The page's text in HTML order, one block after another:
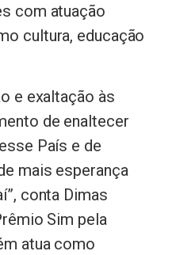
com atuação
cultura, educação
e exaltação às
de enaltecer
País e de
mais esperança
conta Dimas
Sim pela
atua como